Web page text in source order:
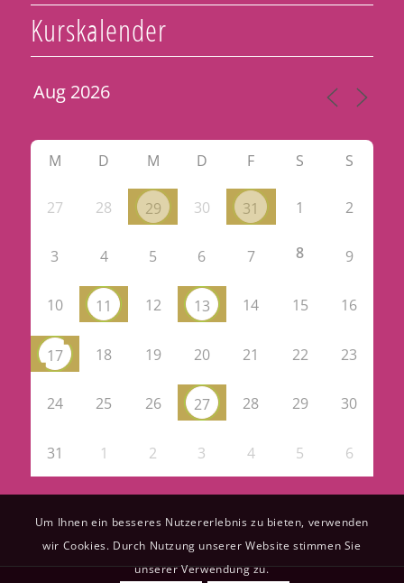
Kurskalender
M D M D F S S
27 28 29 30 31 1 2
3 4 5 6 7 8 9
10 11 12 13 14 15 16
17 18 19 20 21 22 23
24 25 26 27 28 29 30
31 1 2 3 4 5 6
Um Ihnen ein besseres Nutzererlebnis zu bieten, verwenden
wir Cookies. Durch Nutzung unserer Website stimmen Sie
unserer Verwendung zu.